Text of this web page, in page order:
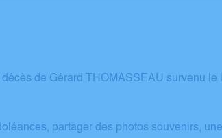
de Gérard THOMASSEAU survenu
partager des photos souvenirs,